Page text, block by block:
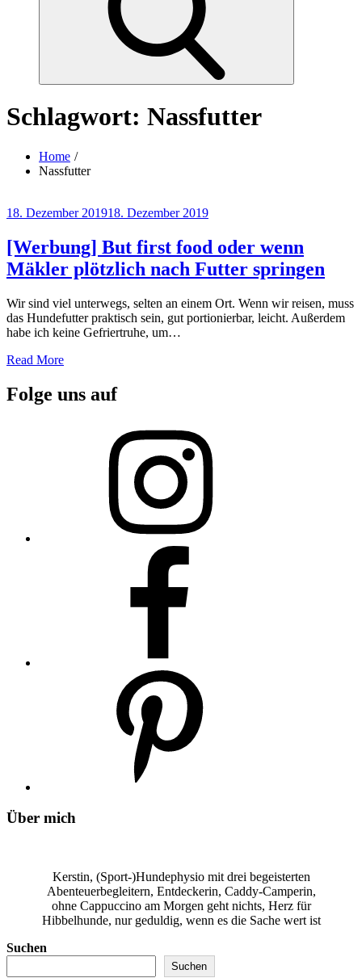
Schlagwort: Nassfutter
Home
Nassfutter
Posted
18. Dezember 201918. Dezember 2019
[Werbung] But first food oder wenn
Mäkler plötzlich nach Futter springen
Wir sind viel unterwegs, selten an einem Ort. Wenn wir reisen, muss
das Hundefutter praktisch sein, gut portionierbar, leicht. Außerdem
habe ich keine Gefriertruhe, um…
Read More
Folge uns auf
Über mich
Kerstin, (Sport-)Hundephysio mit drei begeisterten
Abenteuerbegleitern, Entdeckerin, Caddy-Camperin,
ohne Cappuccino am Morgen geht nichts, Herz für
Hibbelhunde, nur geduldig, wenn es die Sache wert ist
Suchen
Suchen